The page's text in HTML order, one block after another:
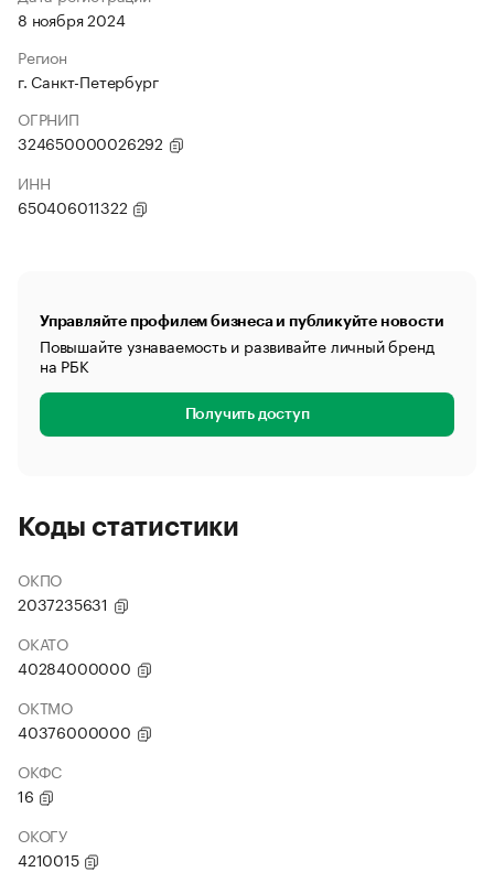
8 ноября 2024
Регион
г. Санкт-Петербург
ОГРНИП
324650000026292
ИНН
650406011322
Управляйте профилем бизнеса и публикуйте новости
Повышайте узнаваемость и развивайте личный бренд
на РБК
Получить доступ
Коды статистики
ОКПО
2037235631
ОКАТО
40284000000
ОКТМО
40376000000
ОКФС
16
ОКОГУ
4210015